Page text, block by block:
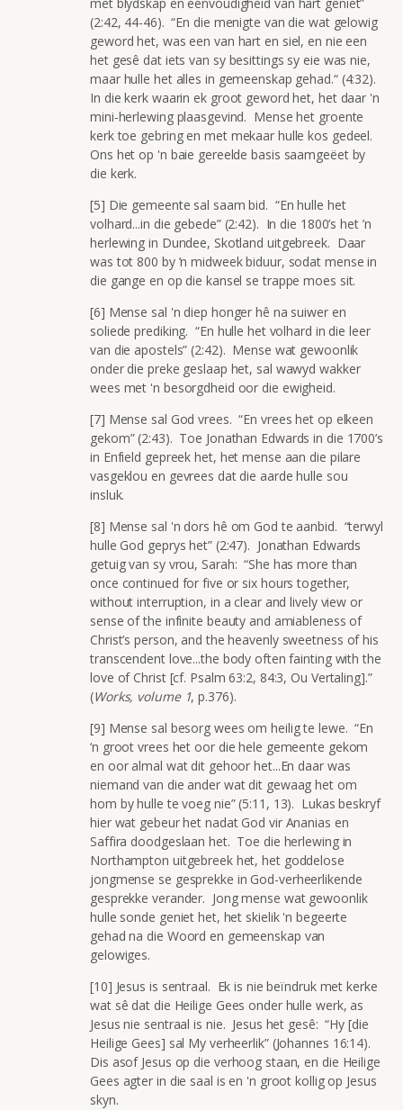
met blydskap en eenvoudigheid van hart geniet”
(2:42, 44-46). “En die menigte van die wat gelowig
geword het, was een van hart en siel, en nie een
het gesê dat iets van sy besittings sy eie was nie,
maar hulle het alles in gemeenskap gehad.“ (4:32).
In die kerk waarin ek groot geword het, het daar 'n
mini-herlewing plaasgevind. Mense het groente
kerk toe gebring en met mekaar hulle kos gedeel.
Ons het op 'n baie gereelde basis saamgeëet by
die kerk.
[5] Die gemeente sal saam bid. “En hulle het
volhard...in die gebede” (2:42). In die 1800’s het ’n
herlewing in Dundee, Skotland uitgebreek. Daar
was tot 800 by ’n midweek biduur, sodat mense in
die gange en op die kansel se trappe moes sit.
[6] Mense sal 'n diep honger hê na suiwer en
soliede prediking. “En hulle het volhard in die leer
van die apostels” (2:42). Mense wat gewoonlik
onder die preke geslaap het, sal wawyd wakker
wees met 'n besorgdheid oor die ewigheid.
[7] Mense sal God vrees. “En vrees het op elkeen
gekom” (2:43). Toe Jonathan Edwards in die 1700’s
in Enfield gepreek het, het mense aan die pilare
vasgeklou en gevrees dat die aarde hulle sou
insluk.
[8] Mense sal 'n dors hê om God te aanbid. “terwyl
hulle God geprys het” (2:47). Jonathan Edwards
getuig van sy vrou, Sarah: “She has more than
once continued for five or six hours together,
without interruption, in a clear and lively view or
sense of the infinite beauty and amiableness of
Christ’s person, and the heavenly sweetness of his
transcendent love...the body often fainting with the
love of Christ [cf. Psalm 63:2, 84:3, Ou Vertaling].”
(Works, volume 1, p.376).
[9] Mense sal besorg wees om heilig te lewe. “En
‘n groot vrees het oor die hele gemeente gekom
en oor almal wat dit gehoor het...En daar was
niemand van die ander wat dit gewaag het om
hom by hulle te voeg nie” (5:11, 13). Lukas beskryf
hier wat gebeur het nadat God vir Ananias en
Saffira doodgeslaan het. Toe die herlewing in
Northampton uitgebreek het, het goddelose
jongmense se gesprekke in God-verheerlikende
gesprekke verander. Jong mense wat gewoonlik
hulle sonde geniet het, het skielik 'n begeerte
gehad na die Woord en gemeenskap van
gelowiges.
[10] Jesus is sentraal. Ek is nie beïndruk met kerke
wat sê dat die Heilige Gees onder hulle werk, as
Jesus nie sentraal is nie. Jesus het gesê: “Hy [die
Heilige Gees] sal My verheerlik” (Johannes 16:14).
Dis asof Jesus op die verhoog staan, en die Heilige
Gees agter in die saal is en 'n groot kollig op Jesus
skyn.